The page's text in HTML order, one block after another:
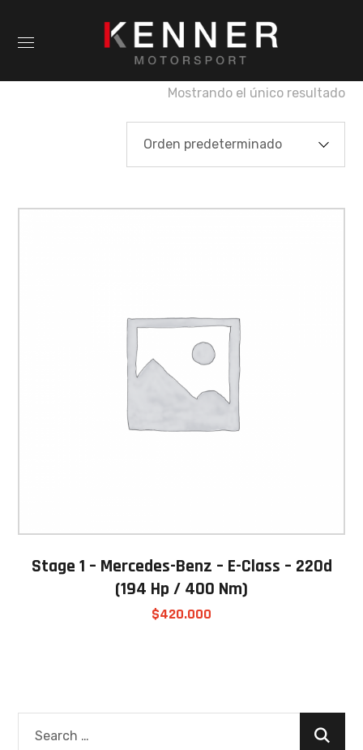
Mostrando el único resultado
Stage 1 – Mercedes-Benz – E-Class – 220d
(194 Hp / 400 Nm)
$420.000